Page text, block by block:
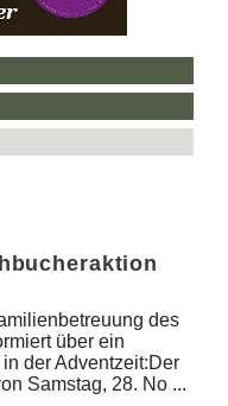
des
über ein
der Adventzeit:Der
Samstag, 28. No ...